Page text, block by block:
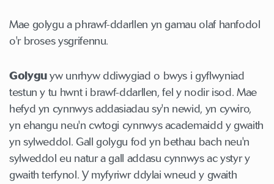
Mae golygu a phrawf-ddarllen yn gamau olaf hanfodol
o'r broses ysgrifennu.
Golyguyw unrhyw ddiwygiad o bwys i gyflwyniad
testun y tu hwnt i brawf-ddarllen, fel y nodir isod. Mae
hefyd yn cynnwys addasiadau sy'n newid, yn cywiro,
yn ehangu neu'n cwtogi cynnwys academaidd y gwaith
yn sylweddol. Gall golygu fod yn bethau bach neu'n
sylweddol eu natur a gall addasu cynnwys ac ystyr y
gwaith terfynol. Y myfyriwr ddylai wneud y gwaith